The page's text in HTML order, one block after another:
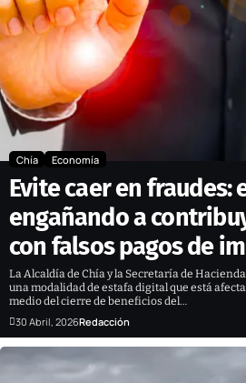
Chía Economía
Evite caer en fraudes:
engañando a
con falsos pagos de
La Alcaldía de Chía y la Secretaría de
una modalidad de estafa digital que está
medio del cierre de beneficios del…
30 Abril, 2026Redacción